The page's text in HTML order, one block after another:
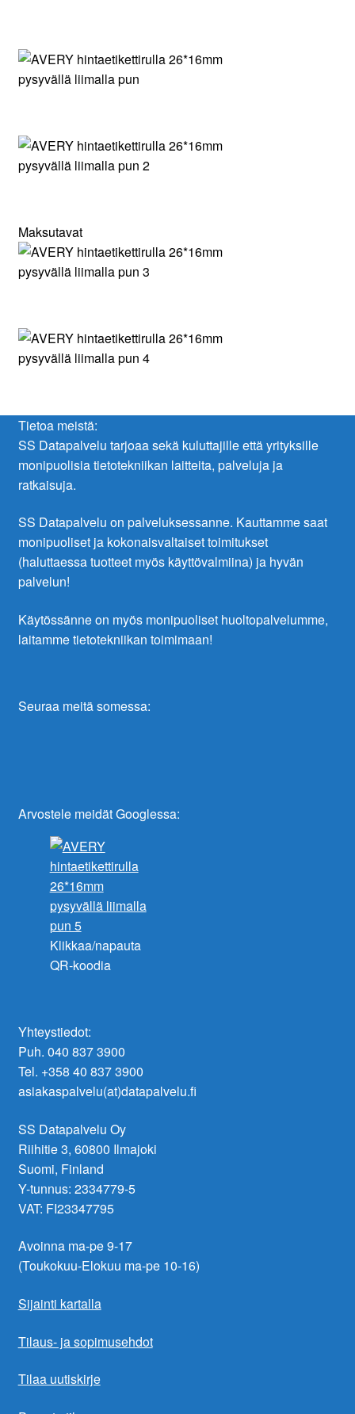
Maksutavat
Tietoa meistä:
SS Datapalvelu tarjoaa sekä kuluttajille että yrityksille
monipuolisia tietotekniikan laitteita, palveluja ja
ratkaisuja.
SS Datapalvelu on palveluksessanne. Kauttamme saat
monipuoliset ja kokonaisvaltaiset toimitukset
(haluttaessa tuotteet myös käyttövalmiina) ja hyvän
palvelun!
Käytössänne on myös monipuoliset huoltopalvelumme,
laitamme tietotekniikan toimimaan!
Seuraa meitä somessa:
Arvostele meidät Googlessa:
Klikkaa/napauta
QR-koodia
Yhteystiedot:
Puh. 040 837 3900
Tel. +358 40 837 3900
asiakaspalvelu(at)datapalvelu.fi
SS Datapalvelu Oy
Riihitie 3, 60800 Ilmajoki
Suomi, Finland
Y-tunnus: 2334779-5
VAT: FI23347795
Avoinna ma-pe 9-17
(Toukokuu-Elokuu ma-pe 10-16)
Sijainti kartalla
Tilaus- ja sopimusehdot
Tilaa uutiskirje